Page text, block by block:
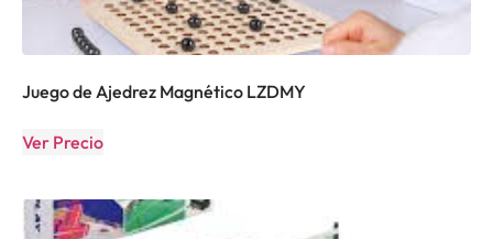
Juego de Ajedrez Magnético LZDMY
Ver Precio